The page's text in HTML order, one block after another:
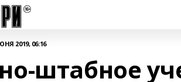
2019, 06:16
штабное